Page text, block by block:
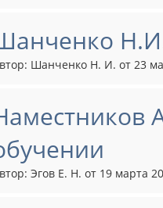
Шанченко Н. И. от 23
Эгов Е. Н. от 19 марта